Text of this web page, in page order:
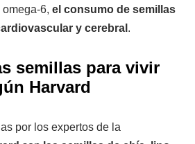
6, el consumo de semillas
y cerebral .
semillas para vivir
Harvard
por los expertos de la